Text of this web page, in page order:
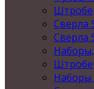
Сверла
Сверла
Наборы